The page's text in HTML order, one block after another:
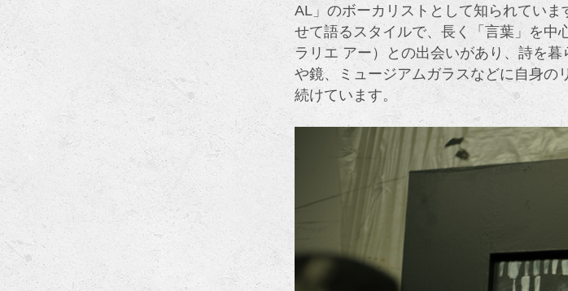
AL」のボーカリストとして知られてい
せて語るスタイルで、長く「言葉」を中
ラリエ アー）との出会いがあり、詩を
や鏡、ミュージアムガラスなどに自身の
続けています。